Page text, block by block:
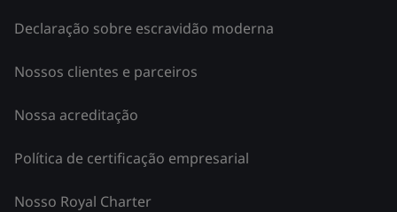
Declaração sobre escravidão moderna
Nossos clientes e parceiros
Nossa acreditação
Política de certificação empresarial
Nosso Royal Charter